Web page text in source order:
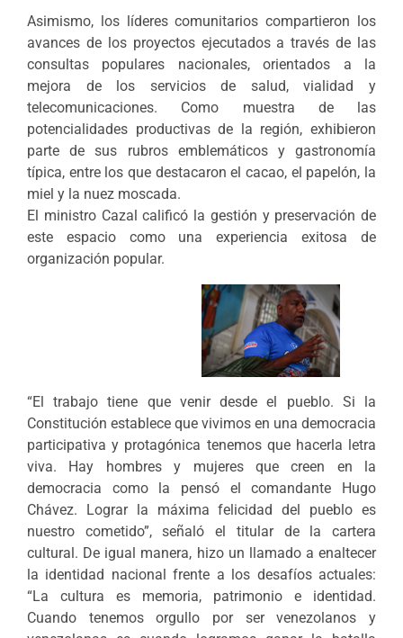
Asimismo, los líderes comunitarios compartieron los
avances de los proyectos ejecutados a través de las
consultas populares nacionales, orientados a la
mejora de los servicios de salud, vialidad y
telecomunicaciones. Como muestra de las
potencialidades productivas de la región, exhibieron
parte de sus rubros emblemáticos y gastronomía
típica, entre los que destacaron el cacao, el papelón, la
miel y la nuez moscada.
El ministro Cazal calificó la gestión y preservación de
este espacio como una experiencia exitosa de
organización popular.
“El trabajo tiene que venir desde el pueblo. Si la
Constitución establece que vivimos en una democracia
participativa y protagónica tenemos que hacerla letra
viva. Hay hombres y mujeres que creen en la
democracia como la pensó el comandante Hugo
Chávez. Lograr la máxima felicidad del pueblo es
nuestro cometido”, señaló el titular de la cartera
cultural. De igual manera, hizo un llamado a enaltecer
la identidad nacional frente a los desafíos actuales:
“La cultura es memoria, patrimonio e identidad.
Cuando tenemos orgullo por ser venezolanos y